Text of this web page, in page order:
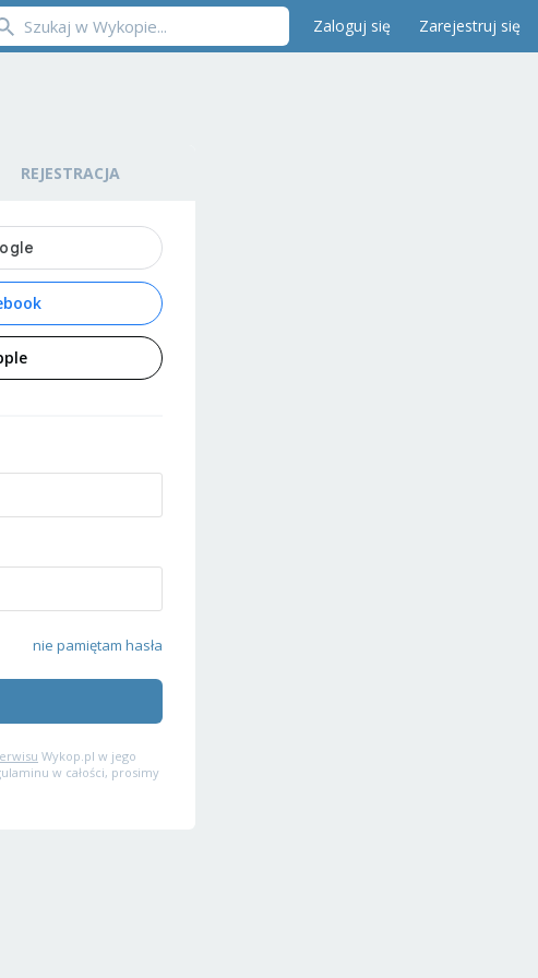
Zaloguj się Zarejestruj się
REJESTRACJA
nie pamiętam hasła
Wykop.pl w jego
w całości, prosimy